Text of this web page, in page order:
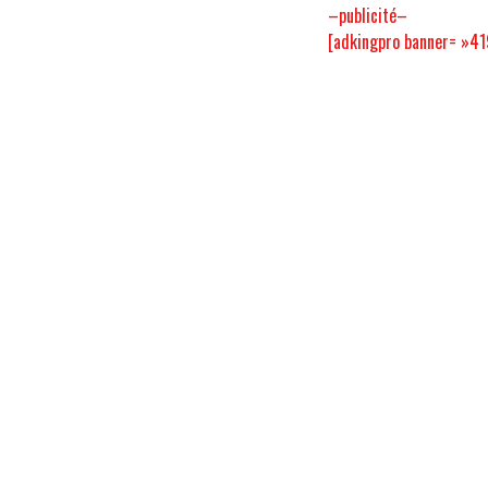
–publicité–
[adkingpro banner=